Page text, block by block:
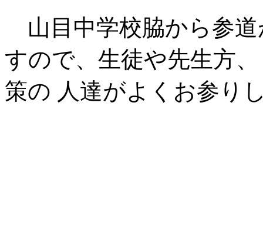
山目中学校脇から参
すので、生徒や先生方
策の 人達がよくお参り